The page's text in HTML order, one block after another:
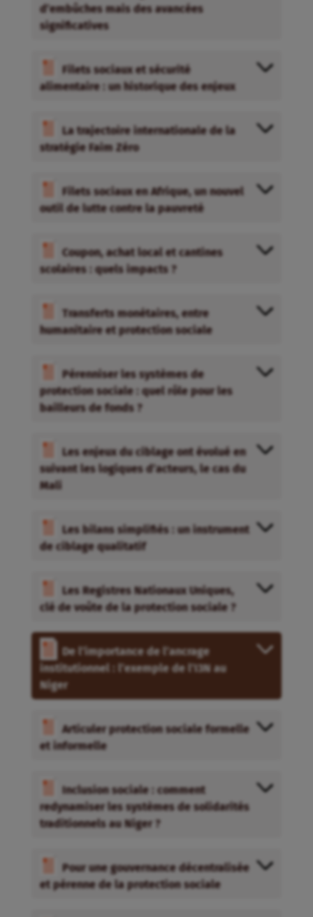
d’embûches mais des avancées
significatives
Filets sociaux et sécurité
alimentaire : un historique des enjeux
La trajectoire internationale de la
stratégie Faim Zéro
Filets sociaux en Afrique, un nouvel
outil de lutte contre la pauvreté
Coupon, achat local et cantines
scolaires : quels impacts ?
Transferts monétaires, entre
humanitaire et protection sociale
Pérenniser les systèmes de
protection sociale : quel rôle pour les
bailleurs de fonds ?
Les enjeux du ciblage ont évolué en
suivant les logiques d’acteurs, le cas du
Mali
Les bilans simplifiés : un instrument
de ciblage qualitatif
Les Registres Nationaux Uniques,
clé de voûte de la protection sociale ?
De l’importance de l’ancrage
institutionnel : l’exemple de l’I3N au
Niger
Articuler protection sociale formelle
et informelle
Inclusion sociale : comment
redynamiser les systèmes de solidarités
traditionnels au Niger ?
Pour une gouvernance décentralisée
et pérenne de la protection sociale